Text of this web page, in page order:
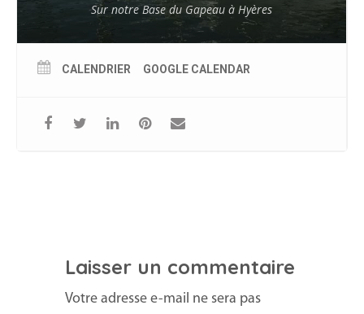
Sur notre Base du Gapeau à Hyères
CALENDRIER GOOGLE CALENDAR
Laisser un commentaire
Votre adresse e-mail ne sera pas